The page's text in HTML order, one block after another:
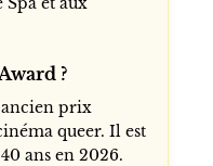
?
ancien prix
queer. Il est
ans en 2026.